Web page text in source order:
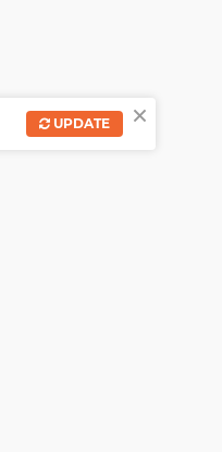
×
UPDATE